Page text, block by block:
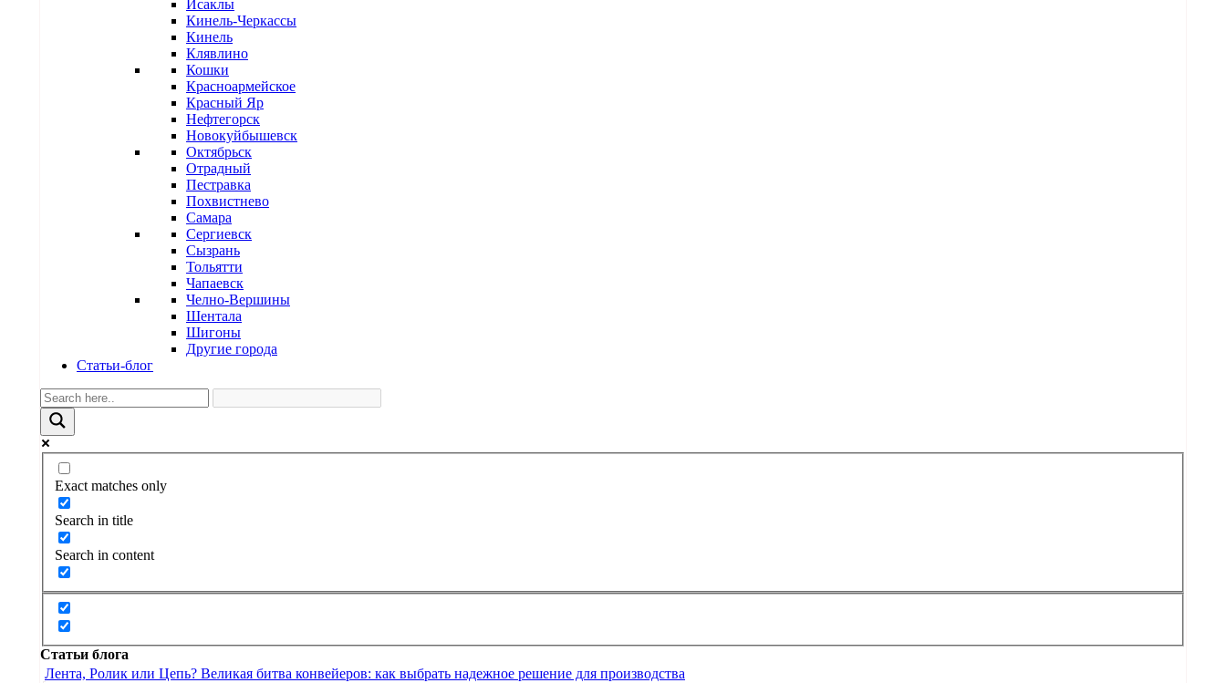
Исаклы
Кинель-Черкассы
Кинель
Клявлино
Кошки
Красноармейское
Красный Яр
Нефтегорск
Новокуйбышевск
Октябрьск
Отрадный
Пестравка
Похвистнево
Самара
Сергиевск
Сызрань
Тольятти
Чапаевск
Челно-Вершины
Шентала
Шигоны
Другие города
Статьи-блог
Exact matches only
Search in title
Search in content
Статьи блога
Лента, Ролик или Цепь? Великая битва конвейеров: как выбрать надежное решение для производства